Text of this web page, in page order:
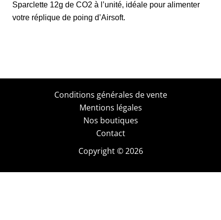
Sparclette 12g de CO2 à l’unité, idéale pour alimenter
votre réplique de poing d’Airsoft.
Conditions générales de vente
Mentions légales
Nos boutiques
Contact
Copyright © 2026